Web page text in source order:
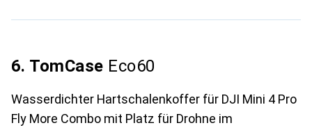
6. TomCase Eco60
Wasserdichter Hartschalenkoffer für DJI Mini 4 Pro
Fly More Combo mit Platz für Drohne im